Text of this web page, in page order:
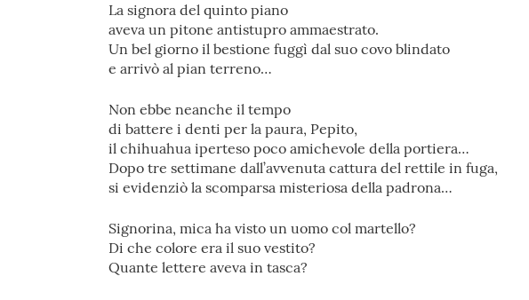
La signora del quinto piano
aveva un pitone antistupro ammaestrato.
Un bel giorno il bestione fuggì dal suo covo blindato
e arrivò al pian terreno…
Non ebbe neanche il tempo
di battere i denti per la paura, Pepito,
il chihuahua iperteso poco amichevole della portiera…
Dopo tre settimane dall’avvenuta cattura del rettile in fuga,
si evidenziò la scomparsa misteriosa della padrona…
Signorina, mica ha visto un uomo col martello?
Di che colore era il suo vestito?
Quante lettere aveva in tasca?